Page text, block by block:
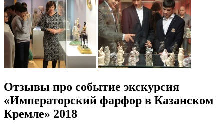
Отзывы про событие экскурсия
«Императорский фарфор в Казанском
Кремле» 2018